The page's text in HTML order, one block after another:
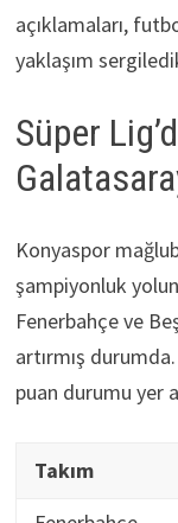
açıklamaları,
yaklaşım
Süper
Konyaspor
şampiyonluk
Fenerbahçe ve
artırmış
puan durumu yer
Takım